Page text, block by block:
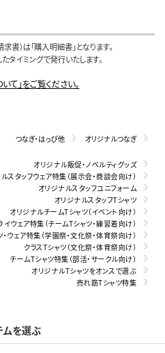
書）は「購入明細書」となります。
イミングで発行いたします。
て」をご覧ください。
つなぎ・はっぴ他 オリジナルつなぎ
オリジナル販促・ノベルティグッズ
スタッフウェア特集（展示会・商談会向け）
オリジナルスタッフユニフォーム
オリジナルスタッフTシャツ
オリジナルチームTシャツ（イベント向け）
イウェア特集（チームTシャツ・練習着向け）
ウェア特集（学園祭・文化祭・体育祭向け）
クラスTシャツ（文化祭・体育祭向け）
チームTシャツ特集（部活・サークル向け）
オリジナルTシャツをオンスで選ぶ
売れ筋Tシャツ特集
ムを選ぶ